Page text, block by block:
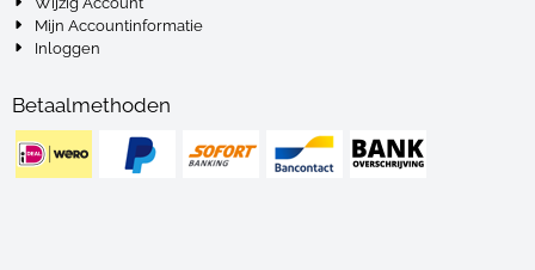
Mijn Accountinformatie
Inloggen
Betaalmethoden